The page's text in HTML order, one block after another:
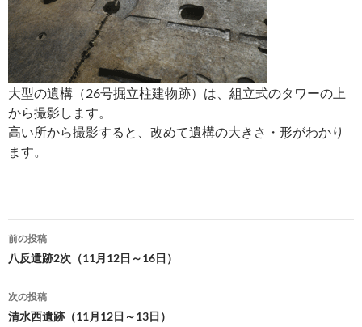
大型の遺構（26号掘立柱建物跡）は、組立式のタワーの上
から撮影します。
高い所から撮影すると、改めて遺構の大きさ・形がわかり
ます。
投
稿
ナ
ビ
前の投稿
八反遺跡2次（11月12日～16日）
次の投稿
清水西遺跡（11月12日～13日）